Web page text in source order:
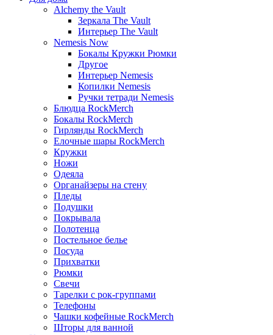
Alchemy the Vault
Зеркала The Vault
Интерьер The Vault
Nemesis Now
Бокалы Кружки Рюмки
Другое
Интерьер Nemesis
Копилки Nemesis
Ручки тетради Nemesis
Блюдца RockMerch
Бокалы RockMerch
Гирлянды RockMerch
Елочные шары RockMerch
Кружки
Ножи
Одеяла
Органайзеры на стену
Пледы
Подушки
Покрывала
Полотенца
Постельное белье
Посуда
Прихватки
Рюмки
Свечи
Тарелки с рок-группами
Телефоны
Чашки кофейные RockMerch
Шторы для ванной